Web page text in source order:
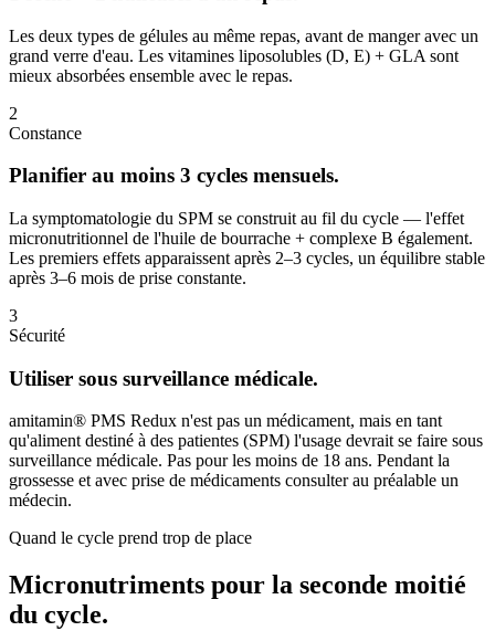
Les deux types de gélules au même repas, avant de manger avec un
grand verre d'eau. Les vitamines liposolubles (D, E) + GLA sont
mieux absorbées ensemble avec le repas.
2
Constance
Planifier au moins 3 cycles mensuels.
La symptomatologie du SPM se construit au fil du cycle — l'effet
micronutritionnel de l'huile de bourrache + complexe B également.
Les premiers effets apparaissent après 2–3 cycles, un équilibre stable
après 3–6 mois de prise constante.
3
Sécurité
Utiliser sous surveillance médicale.
amitamin® PMS Redux n'est pas un médicament, mais en tant
qu'aliment destiné à des patientes (SPM) l'usage devrait se faire sous
surveillance médicale. Pas pour les moins de 18 ans. Pendant la
grossesse et avec prise de médicaments consulter au préalable un
médecin.
Quand le cycle prend trop de place
Micronutriments pour la seconde moitié
du cycle.